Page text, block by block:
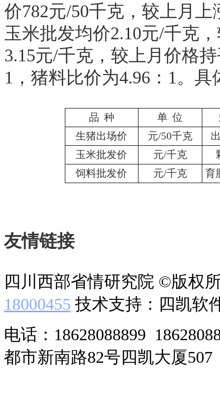
价782元/50千克，较上月
玉米批发均价2.10元/千克
3.15元/千克，较上月价格
1，猪料比价为4.96：1。
品 种 单 位
生猪出场价
元/50千克
玉米批发价
元/千克
饲料批发价
元/千克 育
友情链接
四川西部省情研究院 ©版权
18000455 技术支持：四凯软
电话：18628088899
都市新南路82号四凯大厦507